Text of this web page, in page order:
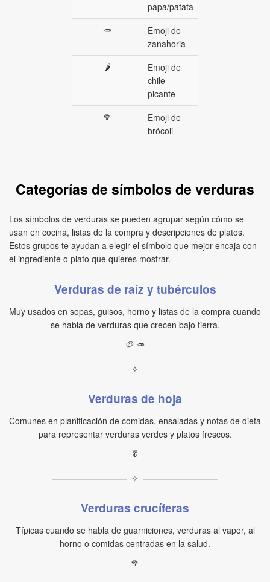
papa/patata
🥕
Emoji de
zanahoria
🌶
Emoji de
chile
picante
🥦
Emoji de
brócoli
Categorías de símbolos de verduras
Los símbolos de verduras se pueden agrupar según cómo se
usan en cocina, listas de la compra y descripciones de platos.
Estos grupos te ayudan a elegir el símbolo que mejor encaja con
el ingrediente o plato que quieres mostrar.
Verduras de raíz y tubérculos
Muy usados en sopas, guisos, horno y listas de la compra cuando
se habla de verduras que crecen bajo tierra.
🥔 🥕
✧
Verduras de hoja
Comunes en planificación de comidas, ensaladas y notas de dieta
para representar verduras verdes y platos frescos.
🥬
✧
Verduras crucíferas
Típicas cuando se habla de guarniciones, verduras al vapor, al
horno o comidas centradas en la salud.
🥦